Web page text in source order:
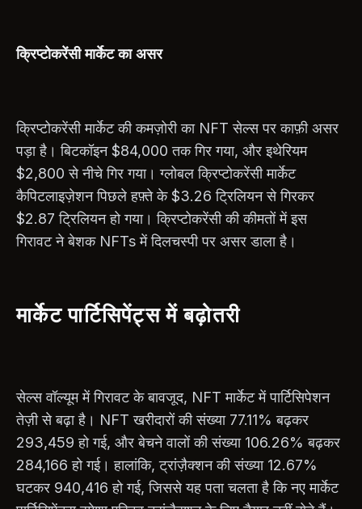
क्रिप्टोकरेंसी मार्केट का असर
क्रिप्टोकरेंसी मार्केट की कमज़ोरी का NFT सेल्स पर काफ़ी असर
पड़ा है। बिटकॉइन $84,000 तक गिर गया, और इथेरियम
$2,800 से नीचे गिर गया। ग्लोबल क्रिप्टोकरेंसी मार्केट
कैपिटलाइज़ेशन पिछले हफ़्ते के $3.26 ट्रिलियन से गिरकर
$2.87 ट्रिलियन हो गया। क्रिप्टोकरेंसी की कीमतों में इस
गिरावट ने बेशक NFTs में दिलचस्पी पर असर डाला है।
मार्केट पार्टिसिपेंट्स में बढ़ोतरी
सेल्स वॉल्यूम में गिरावट के बावजूद, NFT मार्केट में पार्टिसिपेशन
तेज़ी से बढ़ा है। NFT खरीदारों की संख्या 77.11% बढ़कर
293,459 हो गई, और बेचने वालों की संख्या 106.26% बढ़कर
284,166 हो गई। हालांकि, ट्रांज़ैक्शन की संख्या 12.67%
घटकर 940,416 हो गई, जिससे यह पता चलता है कि नए मार्केट